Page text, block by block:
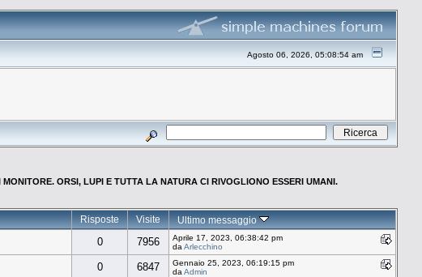
Agosto 06, 2026, 05:08:54 am
Il MONITORE. ORSI, LUPI E TUTTA LA NATURA CI RIVOGLIONO ESSERI UMANI.
Risposte Visite Ultimo messaggio
0 7956
Aprile 17, 2023, 06:38:42 pm
da Arlecchino
0 6847
Gennaio 25, 2023, 06:19:15 pm
da Admin